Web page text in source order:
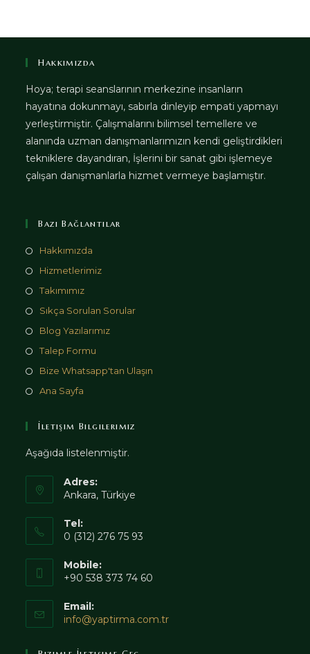
Hakkımızda
Hoya; terapi seanslarının merkezine insanların
hayatına dokunmayı, sabırla dinleyip empati yapmayı
yerleştirmiştir. Çalışmalarını bilimsel temellere ve
alanında uzman danışmanlarımızın kendi geliştirdikleri
tekniklere dayandıran, İşlerini bir sanat gibi işlemeye
çalışan danışmanlarla hizmet vermeye başlamıştır.
Bazı Bağlantılar
Hakkımızda
Hizmetlerimiz
Takımımız
Sıkça Sorulan Sorular
Blog Yazılarımız
Talep Formu
Bize Whatsapp'tan Ulaşın
Ana Sayfa
İletişim Bilgilerimiz
Aşağıda listelenmiştir.
Adres:
Ankara, Türkiye
Tel:
0 (312) 276 75 93
Mobile:
+90 538 373 74 60
Email:
info@yaptirma.com.trOpens